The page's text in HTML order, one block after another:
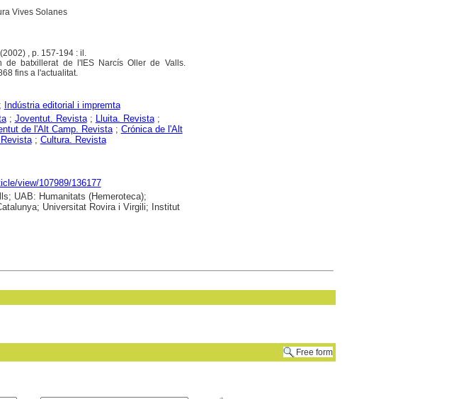
Vives Solanes
, p. 157-194 : il.
de batxillerat de l'IES Narcís Oller de Valls.
fins a l'actualitat.
Indústria editorial i impremta
; Joventut. Revista; Lluita. Revista;
de l'Alt Camp. Revista; Crónica de l'Alt
; Cultura. Revista
view/107989/136177
UAB: Humanitats (Hemeroteca);
Universitat Rovira i Virgili; Institut
Free form